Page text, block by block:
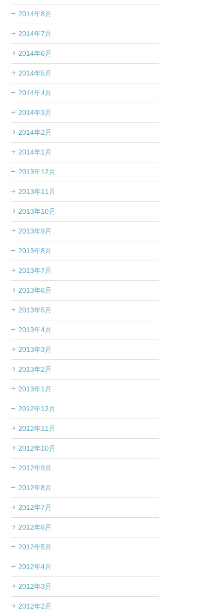
2014年8月
2014年7月
2014年6月
2014年5月
2014年4月
2014年3月
2014年2月
2014年1月
2013年12月
2013年11月
2013年10月
2013年9月
2013年8月
2013年7月
2013年6月
2013年5月
2013年4月
2013年3月
2013年2月
2013年1月
2012年12月
2012年11月
2012年10月
2012年9月
2012年8月
2012年7月
2012年6月
2012年5月
2012年4月
2012年3月
2012年2月